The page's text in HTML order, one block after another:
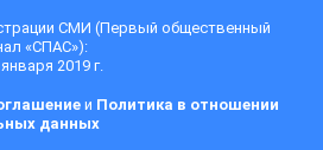
СМИ (Первый общественный
«СПАС»):
2019 г.
и Политика в отношении
данных